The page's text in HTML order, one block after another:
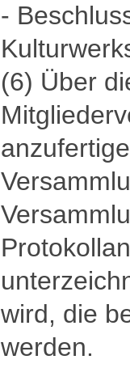
-
(6) Über
wird, die
werden.